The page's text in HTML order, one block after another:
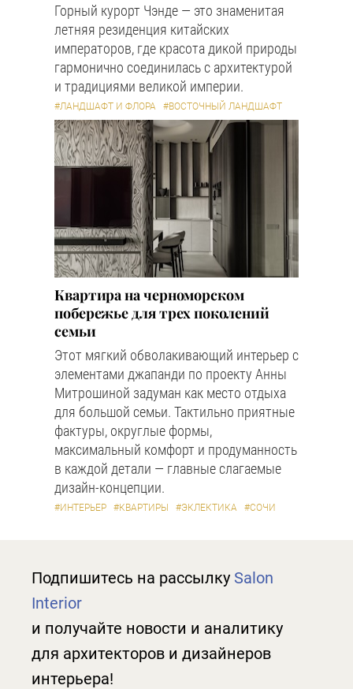
Горный курорт Чэнде — это знаменитая
летняя резиденция китайских
императоров, где красота дикой природы
гармонично соединилась с архитектурой
и традициями великой империи.
#ЛАНДШАФТ И ФЛОРА #ВОСТОЧНЫЙ ЛАНДШАФТ
Квартира на черноморском
побережье для трех поколений
семьи
Этот мягкий обволакивающий интерьер с
элементами джапанди по проекту Анны
Митрошиной задуман как место отдыха
для большой семьи. Тактильно приятные
фактуры, округлые формы,
максимальный комфорт и продуманность
в каждой детали — главные слагаемые
дизайн-концепции.
#ИНТЕРЬЕР #КВАРТИРЫ #ЭКЛЕКТИКА #СОЧИ
Подпишитесь на рассылку Salon
Interior
и получайте новости и аналитику
для архитекторов и дизайнеров
интерьера!